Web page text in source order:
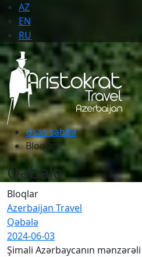
AZ
EN
RU
Əsas səhifə
Bloqlar
Qəbələ
Bloqlar
Azerbaijan Travel
Qəbələ
2024-06-03
Şimali Azərbaycanın